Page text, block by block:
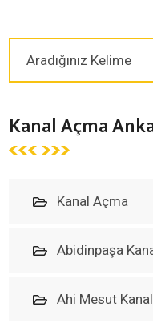
Kanal Açma
Kanal Açma
Abidinpaşa
Ahi Mesut